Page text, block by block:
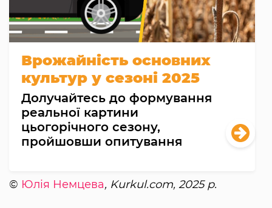
Врожайність основних
культур у сезоні 2025
Долучайтесь до формування
реальної картини
цьогорічного сезону,
пройшовши опитування
© Юлія Немцева, Kurkul.com, 2025 р.